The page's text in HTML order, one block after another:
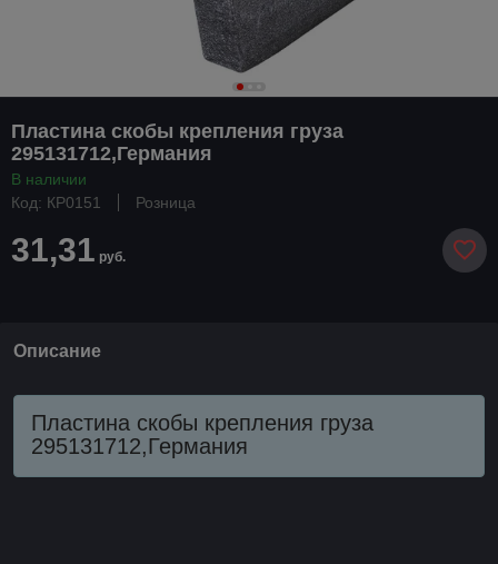
Пластина скобы крепления груза
295131712,Германия
В наличии
Код: КР0151
Розница
31,31 руб.
Описание
Пластина скобы крепления груза
295131712,Германия